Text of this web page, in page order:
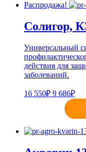
Распродажа!
Солигор,
Универсальный
действия для
заболеваний.
16 550₽ 9 686₽